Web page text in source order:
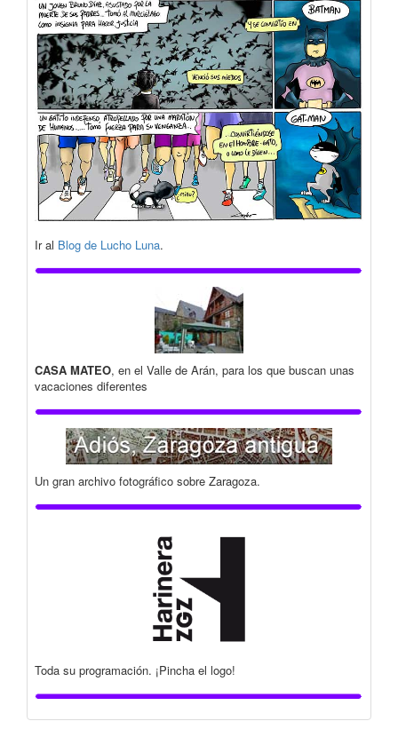
Ir al Blog de Lucho Luna.
CASA MATEO, en el Valle de Arán, para los que buscan unas
vacaciones diferentes
Un gran archivo fotográfico sobre Zaragoza.
Toda su programación. ¡Pincha el logo!